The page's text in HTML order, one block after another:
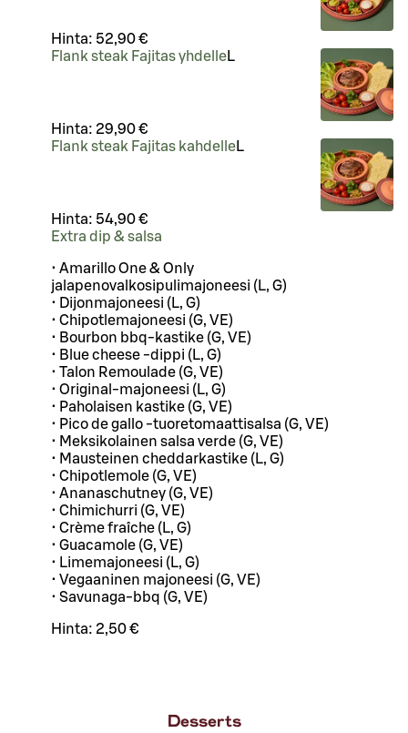
Hinta: 52,90 €
Flank steak Fajitas yhdelleL
Hinta: 29,90 €
Flank steak Fajitas kahdelleL
Hinta: 54,90 €
Extra dip & salsa
• Amarillo One & Only
jalapenovalkosipulimajoneesi (L, G)
• Dijonmajoneesi (L, G)
• Chipotlemajoneesi (G, VE)
• Bourbon bbq-kastike (G, VE)
• Blue cheese -dippi (L, G)
• Talon Remoulade (G, VE)
• Original-majoneesi (L, G)
• Paholaisen kastike (G, VE)
• Pico de gallo -tuoretomaattisalsa (G, VE)
• Meksikolainen salsa verde (G, VE)
• Mausteinen cheddarkastike (L, G)
• Chipotlemole (G, VE)
• Ananaschutney (G, VE)
• Chimichurri (G, VE)
• Crème fraîche (L, G)
• Guacamole (G, VE)
• Limemajoneesi (L, G)
• Vegaaninen majoneesi (G, VE)
• Savunaga-bbq (G, VE)
Hinta: 2,50 €
Desserts